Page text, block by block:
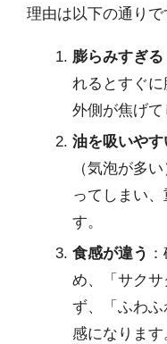
理由は以下の通りで
膨らみすぎる
れるとすぐ
外側が焦げて
油を吸いやす
（気泡が多
ってしまい
す。
食感が違う
め、「サク
ず、「ふわ
感になります